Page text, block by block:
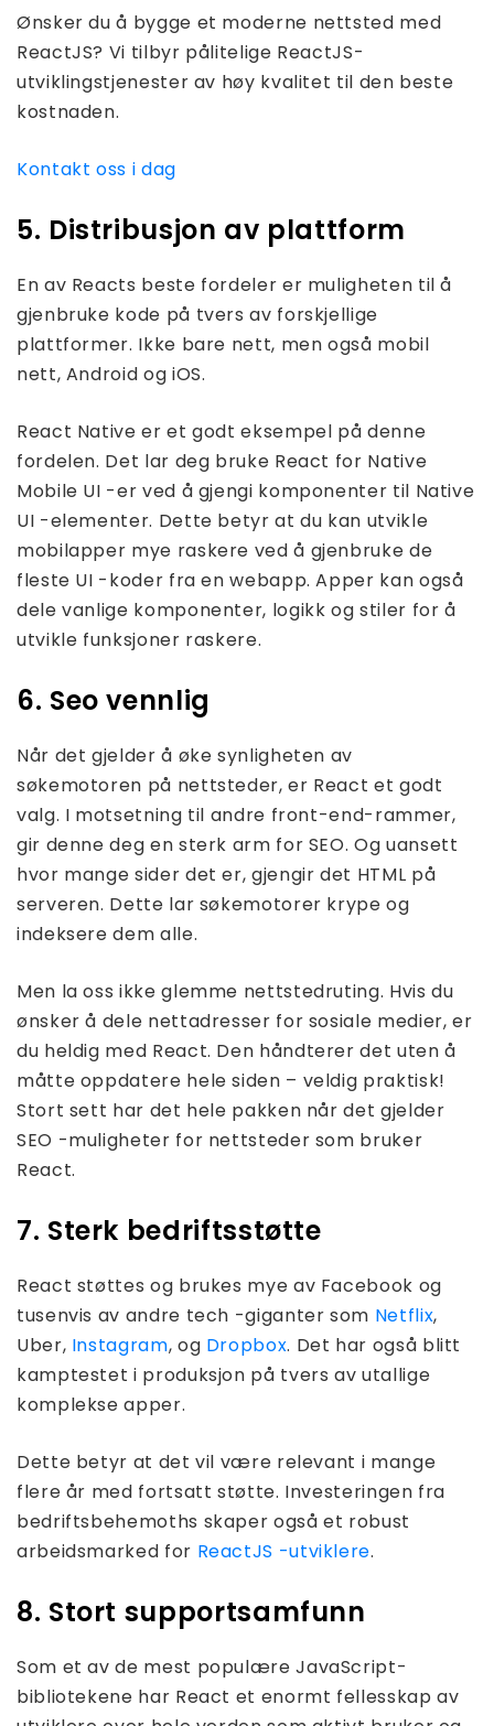
Ønsker du å bygge et moderne nettsted med
ReactJS? Vi tilbyr pålitelige ReactJS-
utviklingstjenester av høy kvalitet til den beste
kostnaden.
Kontakt oss i dag
5. Distribusjon av plattform
En av Reacts beste fordeler er muligheten til å
gjenbruke kode på tvers av forskjellige
plattformer. Ikke bare nett, men også mobil
nett, Android og iOS.
React Native er et godt eksempel på denne
fordelen. Det lar deg bruke React for Native
Mobile UI -er ved å gjengi komponenter til Native
UI -elementer. Dette betyr at du kan utvikle
mobilapper mye raskere ved å gjenbruke de
fleste UI -koder fra en webapp. Apper kan også
dele vanlige komponenter, logikk og stiler for å
utvikle funksjoner raskere.
6. Seo vennlig
Når det gjelder å øke synligheten av
søkemotoren på nettsteder, er React et godt
valg. I motsetning til andre front-end-rammer,
gir denne deg en sterk arm for SEO. Og uansett
hvor mange sider det er, gjengir det HTML på
serveren. Dette lar søkemotorer krype og
indeksere dem alle.
Men la oss ikke glemme nettstedruting. Hvis du
ønsker å dele nettadresser for sosiale medier, er
du heldig med React. Den håndterer det uten å
måtte oppdatere hele siden – veldig praktisk!
Stort sett har det hele pakken når det gjelder
SEO -muligheter for nettsteder som bruker
React.
7. Sterk bedriftsstøtte
React støttes og brukes mye av Facebook og
tusenvis av andre tech -giganter som Netflix,
Uber, Instagram, og Dropbox. Det har også blitt
kamptestet i produksjon på tvers av utallige
komplekse apper.
Dette betyr at det vil være relevant i mange
flere år med fortsatt støtte. Investeringen fra
bedriftsbehemoths skaper også et robust
arbeidsmarked for ReactJS -utviklere.
8. Stort supportsamfunn
Som et av de mest populære JavaScript-
bibliotekene har React et enormt fellesskap av